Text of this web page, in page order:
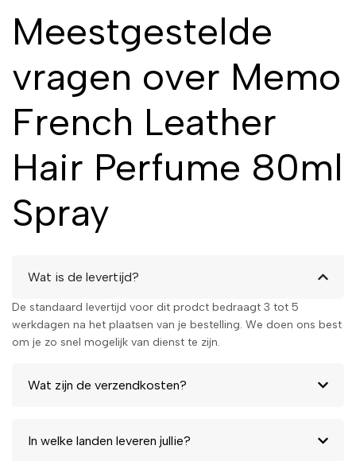
Meestgestelde
vragen over Memo
French Leather
Hair Perfume 80ml
Spray
Wat is de levertijd?
De standaard levertijd voor dit prodct bedraagt 3 tot 5
werkdagen na het plaatsen van je bestelling. We doen ons best
om je zo snel mogelijk van dienst te zijn.
Wat zijn de verzendkosten?
In welke landen leveren jullie?